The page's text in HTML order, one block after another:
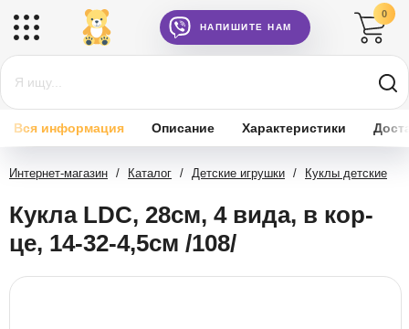
НАПИШИТЕ НАМ
0
Вся информация Описание Характеристики
Интернет-магазин / Каталог / Детские игрушки / Куклы детские
Кукла LDC, 28см, 4 вида, в кор-
це, 14-32-4,5см /108/